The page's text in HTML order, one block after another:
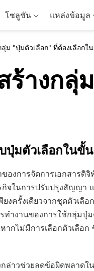
โซลูชัน แหล่งข้อมูล
ม "ปุ่มตัวเลือก" ที่ต้องเลือกใ
ร้างกลุ่
ปุ่มตัวเลือกใน
งการจัดการเอกสารดิ
จในการปรับปรุงสัญญา
ยงครั้งเดียวจากชุดตัวเ
ำงานของการใช้กลุ่มปุ่ม
ากไม่มีการเลือกตัวเลื
ล่าวช่วยลดข้อผิดพลาด